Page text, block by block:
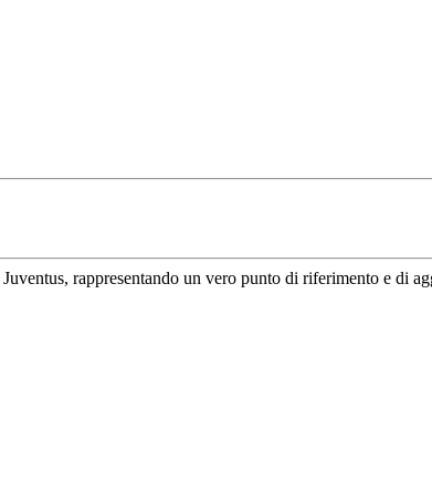
rappresentando un vero punto di riferimento e di